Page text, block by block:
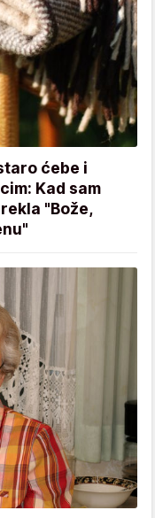
ćebe i
Kad sam
"Bože,